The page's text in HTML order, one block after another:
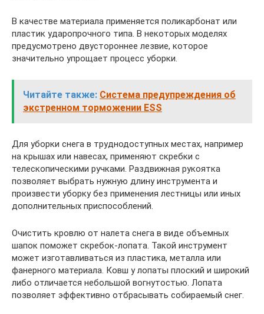
В качестве материала применяется поликарбонат или
пластик ударопрочного типа. В некоторых моделях
предусмотрено двустороннее лезвие, которое
значительно упрощает процесс уборки.
Читайте также: Система предупреждения об
экстренном торможении ESS
Для уборки снега в труднодоступных местах, например
на крышах или навесах, применяют скребки с
телескопическими ручками. Раздвижная рукоятка
позволяет выбрать нужную длину инструмента и
произвести уборку без применения лестницы или иных
дополнительных приспособлений.
Очистить кровлю от налета снега в виде объемных
шапок поможет скребок-лопата. Такой инструмент
может изготавливаться из пластика, металла или
фанерного материала. Ковш у лопаты плоский и широкий
либо отличается небольшой вогнутостью. Лопата
позволяет эффективно отбрасывать собираемый снег.